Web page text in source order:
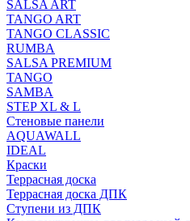
SALSA ART
TANGO ART
TANGO CLASSIC
RUMBA
SALSA PREMIUM
TANGO
SAMBA
STEP XL & L
Стеновые панели
AQUAWALL
IDEAL
Краски
Террасная доска
Террасная доска ДПК
Ступени из ДПК